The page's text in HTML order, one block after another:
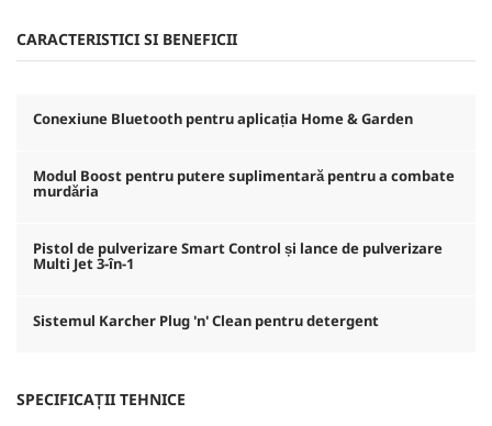
CARACTERISTICI SI BENEFICII
Conexiune Bluetooth pentru aplicația Home & Garden
Modul Boost pentru putere suplimentară pentru a combate
murdăria
Pistol de pulverizare Smart Control și lance de pulverizare
Multi Jet 3-în-1
Sistemul Karcher Plug 'n' Clean pentru detergent
SPECIFICAȚII TEHNICE